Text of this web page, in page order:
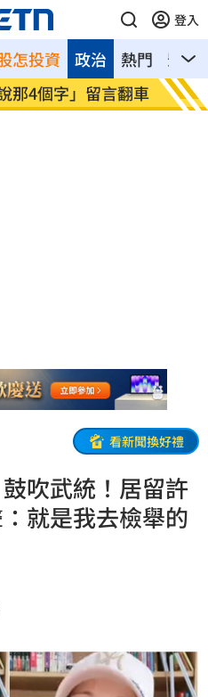
登入
怎投資 熱門 影音
政治
那4個字」留言翻車
份
看新聞換好禮
吹武統！居留許
就是我去檢舉的